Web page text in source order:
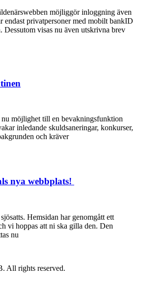
möjliggör inloggning även
endast privatpersoner med mobilt bankID
visas nu även utskrivna brev
möjlighet till en bevakningsfunktion
inledande skuldsaneringar, konkurser,
och kräver
nya webbplats!
Hemsidan har genomgått ett
vi hoppas att ni ska gilla den. Den
nu
All rights reserved.